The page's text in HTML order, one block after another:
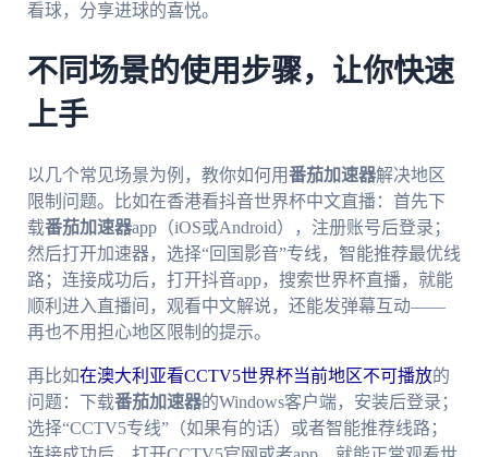
看球，分享进球的喜悦。
不同场景的使用步骤，让你快速
上手
以几个常见场景为例，教你如何用番茄加速器解决地区
限制问题。比如在香港看抖音世界杯中文直播：首先下
载番茄加速器app（iOS或Android），注册账号后登录；
然后打开加速器，选择“回国影音”专线，智能推荐最优线
路；连接成功后，打开抖音app，搜索世界杯直播，就能
顺利进入直播间，观看中文解说，还能发弹幕互动——
再也不用担心地区限制的提示。
再比如在澳大利亚看CCTV5世界杯当前地区不可播放的
问题：下载番茄加速器的Windows客户端，安装后登录；
选择“CCTV5专线”（如果有的话）或者智能推荐线路；